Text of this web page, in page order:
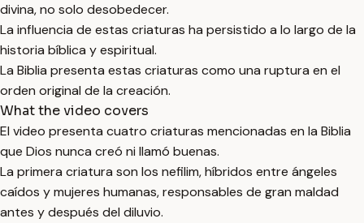
divina, no solo desobedecer.
La influencia de estas criaturas ha persistido a lo largo de la
historia bíblica y espiritual.
La Biblia presenta estas criaturas como una ruptura en el
orden original de la creación.
What the video covers
El video presenta cuatro criaturas mencionadas en la Biblia
que Dios nunca creó ni llamó buenas.
La primera criatura son los nefilim, híbridos entre ángeles
caídos y mujeres humanas, responsables de gran maldad
antes y después del diluvio.